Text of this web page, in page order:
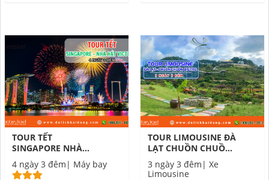
TOUR TẾT
SINGAPORE NHÀ
HÁT VICTORIA 4
NGÀY 3 ĐÊM
4 ngày 3 đêm| Máy bay
TOUR LIMOUSINE ĐÀ
LẠT CHUỒN CHUỒN
BISTRO 3 NGÀY 3
ĐÊM
3 ngày 3 đêm| Xe
Limousine